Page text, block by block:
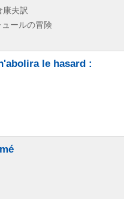
康夫訳
ールの冒険
le hasard :